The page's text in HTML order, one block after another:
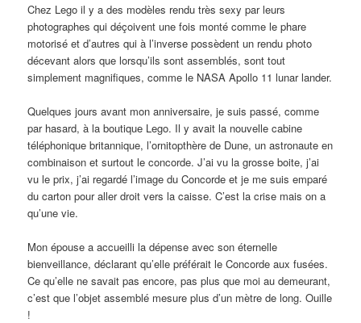
Chez Lego il y a des modèles rendu très sexy par leurs
photographes qui déçoivent une fois monté comme le phare
motorisé et d’autres qui à l’inverse possèdent un rendu photo
décevant alors que lorsqu’ils sont assemblés, sont tout
simplement magnifiques, comme le NASA Apollo 11 lunar lander.
Quelques jours avant mon anniversaire, je suis passé, comme
par hasard, à la boutique Lego. Il y avait la nouvelle cabine
téléphonique britannique, l’ornitopthère de Dune, un astronaute en
combinaison et surtout le concorde. J’ai vu la grosse boite, j’ai
vu le prix, j’ai regardé l’image du Concorde et je me suis emparé
du carton pour aller droit vers la caisse. C’est la crise mais on a
qu’une vie.
Mon épouse a accueilli la dépense avec son éternelle
bienveillance, déclarant qu’elle préférait le Concorde aux fusées.
Ce qu’elle ne savait pas encore, pas plus que moi au demeurant,
c’est que l’objet assemblé mesure plus d’un mètre de long. Ouille
!